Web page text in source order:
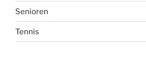
Senioren
Tennis